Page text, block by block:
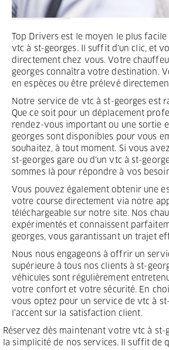
Top Drivers est le moyen le plus
vtc à st-georges. Il suffit d'un clic, et
directement chez vous. Votre
georges connaîtra votre destination.
en espèces ou être prélevé
Notre service de vtc à st-georges est
Que ce soit pour un déplacement
rendez-vous important ou une sortie
georges sont disponibles pour vous
souhaitez, à tout moment. Si vous
st-georges gare ou d'un vtc à st-
sommes là pour répondre à vos
Vous pouvez également obtenir une
votre course directement via notre
téléchargeable sur notre site. Nos
expérimentés et connaissent
georges, vous garantissant un trajet
Nous nous engageons à offrir un
supérieure à tous nos clients à st-
véhicules sont régulièrement
votre confort et votre sécurité. En
vous optez pour un service de vtc à
l'accent sur la satisfaction client.
Réservez dès maintenant votre vtc à st-
la simplicité de nos services. Il suffit de